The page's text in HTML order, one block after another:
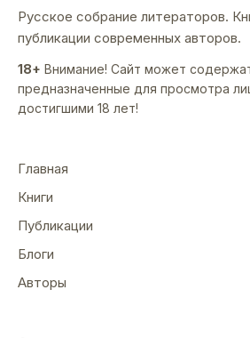
Русское собрание литераторов.
публикации современных авторов.
18+ Внимание! Сайт может
предназначенные для просмотра
достигшими 18 лет!
Главная
Книги
Публикации
Блоги
Авторы